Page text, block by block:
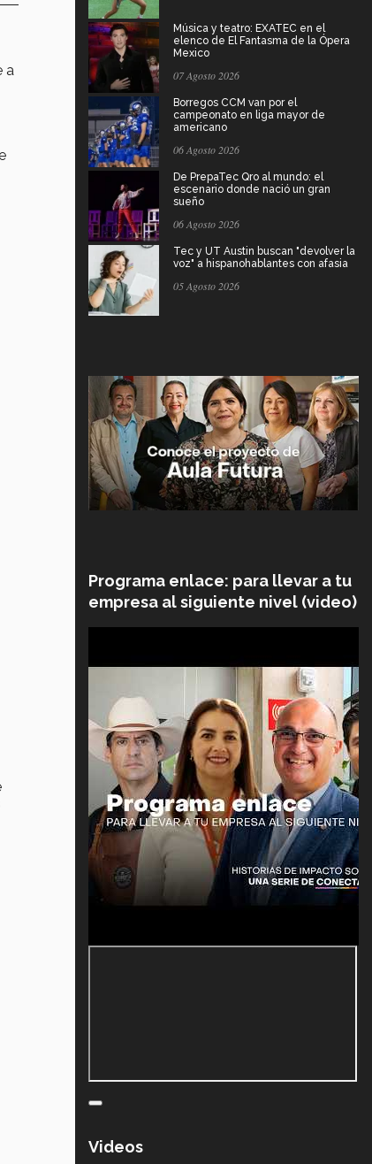
a
Música y teatro: EXATEC en el
elenco de El Fantasma de la Ópera
Mexico
07 Agosto 2026
Borregos CCM van por el
campeonato en liga mayor de
americano
06 Agosto 2026
De PrepaTec Qro al mundo: el
escenario donde nació un gran
sueño
06 Agosto 2026
Tec y UT Austin buscan "devolver la
voz" a hispanohablantes con afasia
05 Agosto 2026
Programa enlace: para llevar a tu
empresa al siguiente nivel (video)
Videos